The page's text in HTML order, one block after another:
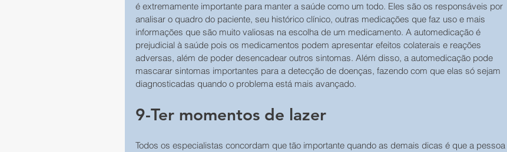
é extremamente importante para manter a saúde como um todo. Eles são os responsáveis por
analisar o quadro do paciente, seu histórico clínico, outras medicações que faz uso e mais
informações que são muito valiosas na escolha de um medicamento. A automedicação é
prejudicial à saúde pois os medicamentos podem apresentar efeitos colaterais e reações
adversas, além de poder desencadear outros sintomas. Além disso, a automedicação pode
mascarar sintomas importantes para a detecção de doenças, fazendo com que elas só sejam
diagnosticadas quando o problema está mais avançado.
9-Ter momentos de lazer
Todos os especialistas concordam que tão importante quando as demais dicas é que a pessoa